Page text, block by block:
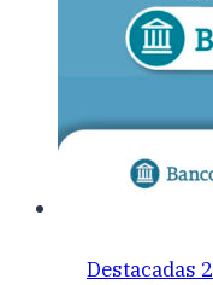
Destacadas 2